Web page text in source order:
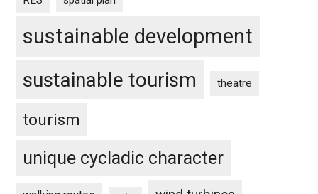
sustainable development
sustainable tourism theatre
tourism
unique cycladic character